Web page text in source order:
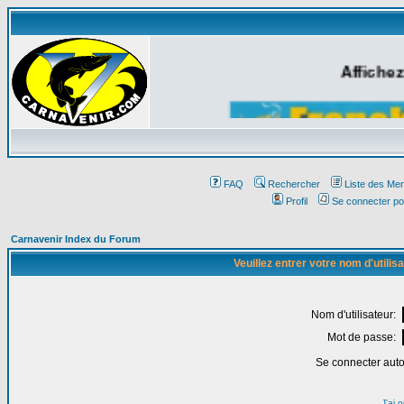
FAQ Rechercher
Liste des
Profil
Se connecter
Carnavenir Index du Forum
Veuillez entrer votre nom
Nom d'utilisateur:
Mot de passe:
Se connecter